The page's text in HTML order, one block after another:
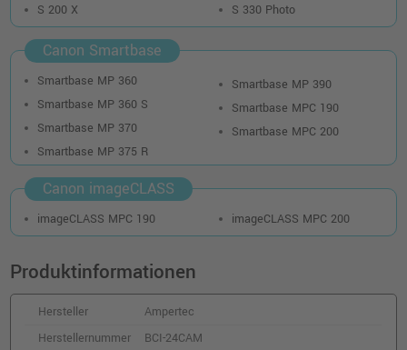
S 200 X
S 330 Photo
Canon Smartbase
Smartbase MP 360
Smartbase MP 360 S
Smartbase MP 370
Smartbase MP 375 R
Smartbase MP 390
Smartbase MPC 190
Smartbase MPC 200
Canon imageCLASS
imageCLASS MPC 190 imageCLASS MPC 200
Produktinformationen
Hersteller
Ampertec
Herstellernummer
BCI-24CAM